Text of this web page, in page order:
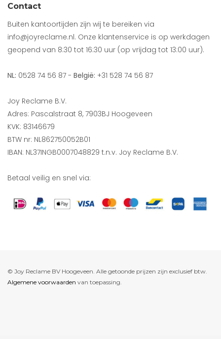
Contact
Buiten kantoortijden zijn wij te bereiken via
info@joyreclame.nl. Onze klantenservice is op werkdagen
geopend van 8:30 tot 16:30 uur (op vrijdag tot 13:00 uur).
NL: 0528 74 56 87 - België: +31 528 74 56 87
Joy Reclame B.V.
Adres: Pascalstraat 8, 7903BJ Hoogeveen
KVK: 83146679
BTW nr: NL862750052B01
IBAN: NL37INGB0007048829 t.n.v. Joy Reclame B.V.
Betaal veilig en snel via:
© Joy Reclame BV Hoogeveen. Alle getoonde prijzen zijn exclusief btw.
Algemene voorwaarden van toepassing.